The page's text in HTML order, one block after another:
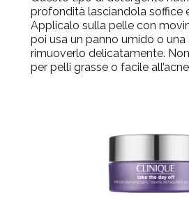
profondità lasciandola soffice
Applicalo sulla pelle con
poi usa un panno umido o
rimuoverlo delicatamente.
per pelli grasse o facile